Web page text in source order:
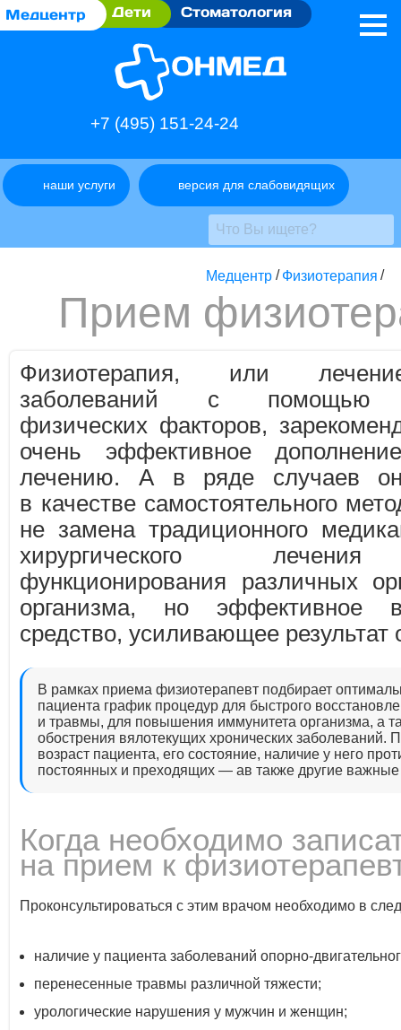
Медцентр Дети Стоматология
+7 (495) 151-24-24
наши услуги версия для слабовидящих
Медцентр / Физиотерапия /
Прием
Физиотерапия, или
заболеваний с помощью
физических факторов,
очень эффективное
лечению. А в ряде случаев
в качестве самостоятельного
не замена традиционного
хирургического
функционирования различных
организма, но эффективное
средство, усиливающее результат
В рамках приема физиотерапевт подбирает
пациента график процедур для быстрого
и травмы, для повышения иммунитета организма, а
обострения вялотекущих хронических заболеваний.
возраст пациента, его состояние, наличие у него
постоянных и преходящих — ав также другие
Когда необходимо
на прием к
Проконсультироваться с этим врачом необходимо в
наличие у пациента заболеваний опорно-
перенесенные травмы различной тяжести;
урологические нарушения у мужчин и женщин;